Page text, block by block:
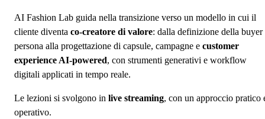
AI Fashion Lab guida nella transizione verso un modello in cui il
cliente diventa co-creatore di valore: dalla definizione della buyer
persona alla progettazione di capsule, campagne e customer
experience AI-powered, con strumenti generativi e workflow
digitali applicati in tempo reale.
Le lezioni si svolgono in live streaming, con un approccio pratico
operativo.